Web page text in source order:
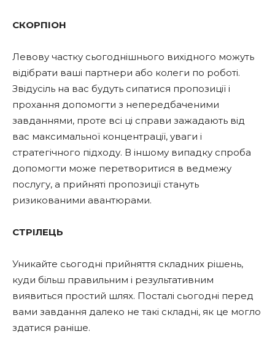
СКОРПІОН
Левову частку сьогоднішнього вихідного можуть
відібрати ваші партнери або колеги по роботі.
Звідусіль на вас будуть сипатися пропозиції і
прохання допомогти з непередбаченими
завданнями, проте всі ці справи зажадають від
вас максимальної концентрації, уваги і
стратегічного підходу. В іншому випадку спроба
допомогти може перетворитися в ведмежу
послугу, а прийняті пропозиції стануть
ризикованими авантюрами.
СТРІЛЕЦЬ
Уникайте сьогодні прийняття складних рішень,
куди більш правильним і результативним
виявиться простий шлях. Посталі сьогодні перед
вами завдання далеко не такі складні, як це могло
здатися раніше.